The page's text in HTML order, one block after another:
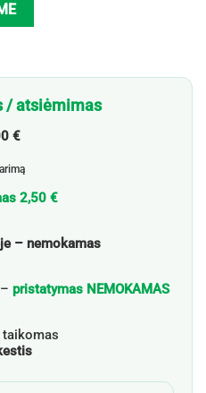
/ atsiėmimas
€
2,50 €
– nemokamas
– pristatymas NEMOKAMAS
taikomas